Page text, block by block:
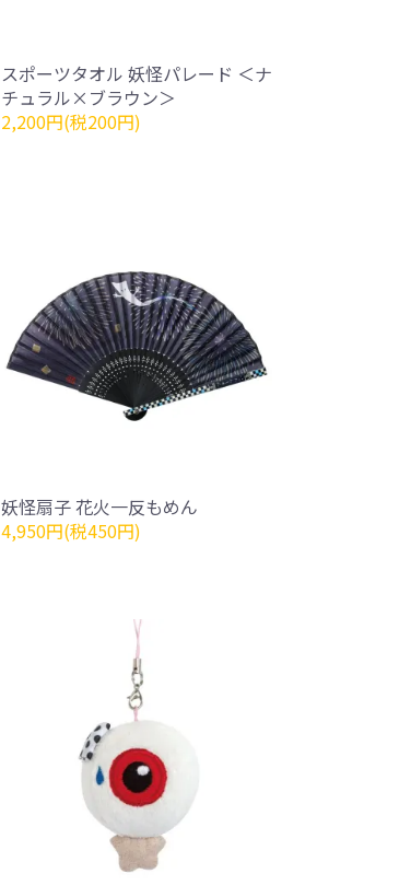
スポーツタオル 妖怪パレード ＜ナ
チュラル×ブラウン＞
2,200円(税200円)
妖怪扇子 花火一反もめん
4,950円(税450円)